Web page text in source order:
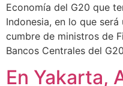
Economía del G20 que
Indonesia, en lo que
cumbre de ministros de
Bancos Centrales del
En Yakarta,